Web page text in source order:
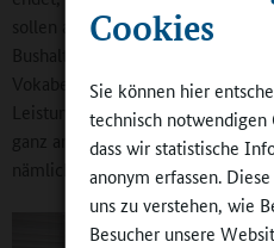
Cookies
Sie können hier
technisch notwendigen
dass wir statistische
anonym erfassen.
uns zu verstehen, wie
Besucher unsere
sollen am Ende des Schultages
Bushaltestelle stehen, und es soll
Vokabeln lernen, Lesen und die
Leistungsüberprüfungen. Das
ganz andere Qualität, sich mit
nämlich echte Freizeit.